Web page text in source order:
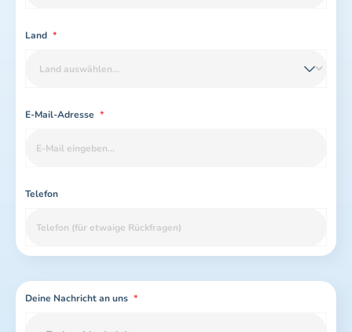
Land *
E-Mail-Adresse *
Telefon
Deine Nachricht an uns *